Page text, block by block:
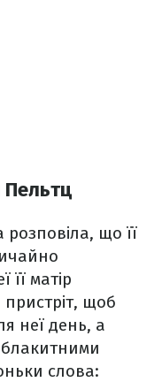
Пельтц
що її
матір
щоб
неї день, а
слова: